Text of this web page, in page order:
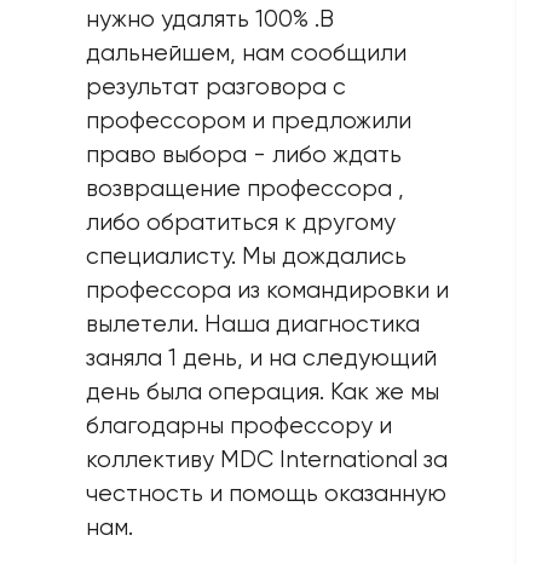
нужно удалять 100% .В
дальнейшем, нам сообщили
результат разговора с
профессором и предложили
право выбора - либо ждать
возвращение профессора ,
либо обратиться к другому
специалисту. Мы дождались
профессорa из командировки и
вылетели. Наша диагностика
заняла 1 день, и на следующий
день была операция. Как же мы
благодарны профессору и
коллективу MDC International за
честность и помощь оказанную
нам.